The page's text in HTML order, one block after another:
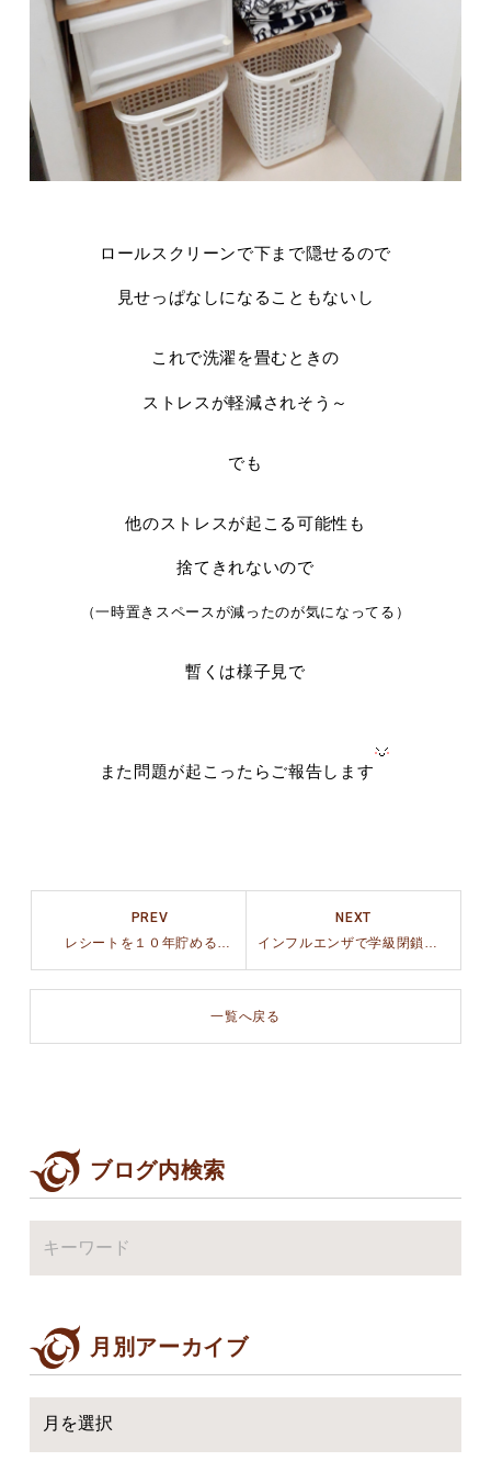
ロールスクリーンで下まで隠せるので
見せっぱなしになることもないし
これで洗濯を畳むときの
ストレスが軽減されそう～
でも
他のストレスが起こる可能性も
捨てきれないので
（一時置きスペースが減ったのが気になってる）
暫くは様子見で
また問題が起こったらご報告します
NEXT
PREV
一覧へ戻る
ブログ内検索
月別アーカイブ